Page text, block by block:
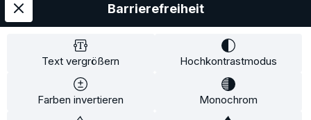
Service
Information
Text vergrößern Hochkontrastmodus
Farben invertieren Monochrom
Barrierefreiheit